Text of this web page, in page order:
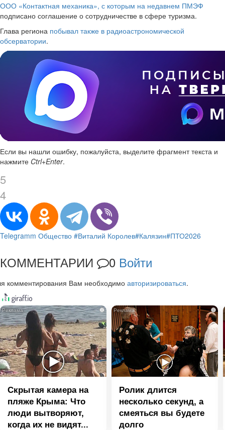
ООО «Контактная механика», с которым на недавнем ПМЭФ
подписано соглашение о сотрудничестве в сфере туризма.
Глава региона побывал также в радиоастрономической
обсерватории.
Если вы нашли ошибку, пожалуйста, выделите фрагмент текста и
нажмите Ctrl+Enter.
5
4
Telegramm Общество #Виталий Королев#Калязин#ПТО2026
КОММЕНТАРИИ 0 Войти
комментирования Вам необходимо авторизироваться.
i
Скрытая камера на
пляже Крыма: Что
люди вытворяют,
когда их не видят...
i
Ролик длится
несколько секунд, а
смеяться вы будете
долго